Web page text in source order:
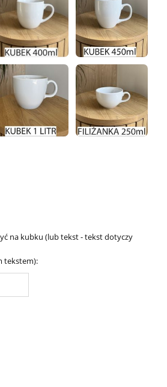
na kubku (lub tekst - tekst dotyczy
tekstem):